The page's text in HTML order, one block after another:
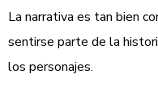
La narrativa es tan bien
sentirse parte de la
los personajes.